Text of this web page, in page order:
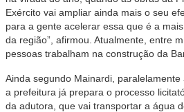
Exército vai ampliar ainda mais o seu
para a gente acelerar essa que é a
da região”, afirmou. Atualmente, entre
pessoas trabalham na construção da
Ainda segundo Mainardi, paralelamente
a prefeitura já prepara o processo
da adutora, que vai transportar a água